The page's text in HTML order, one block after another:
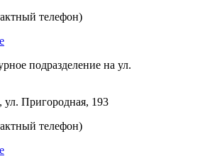
телефон)
подразделение на ул.
ул. Пригородная, 193
телефон)